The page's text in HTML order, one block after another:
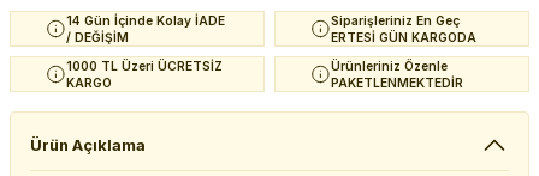
14 Gün İçinde Kolay İADE
/ DEĞİŞİM
Siparişleriniz En Geç
ERTESİ GÜN KARGODA
1000 TL Üzeri ÜCRETSİZ
KARGO
Ürünleriniz Özenle
PAKETLENMEKTEDİR
Ürün Açıklama